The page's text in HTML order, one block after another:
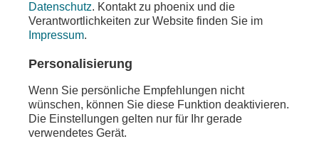
Bundesjustizministerin Stefanie Hubig (SPD)
Pressekonferenz zu Gesetzesplänen gegen
soll das Erstellen und Verbreiten pornografischer
Deepfakes mit bis zu zwei Jahren Haft oder einer
Geldstrafe bestraft werden können. Hubig sprach
sich vor dem Hintergrund des Falles der
Datenschutz. Kontakt zu phoenix und die
Verantwortlichkeiten zur Website finden Sie im
Impressum.
Personalisierung
Wenn Sie persönliche Empfehlungen nicht
wünschen, können Sie diese Funktion deaktivieren.
Die Einstellungen gelten nur für Ihr gerade
verwendetes Gerät.